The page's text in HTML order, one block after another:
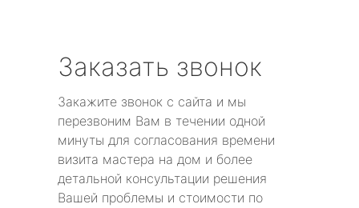
Заказать звонок
Закажите звонок с сайта и мы
перезвоним Вам в течении одной
минуты для согласования времени
визита мастера на дом и более
детальной консультации решения
Вашей проблемы и стоимости по